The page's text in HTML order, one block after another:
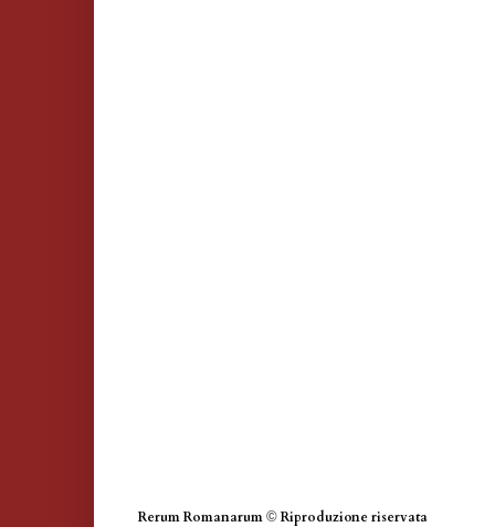
Rerum Romanarum © Riproduzione riservata